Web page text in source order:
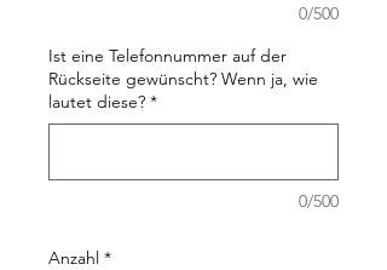
0/500
Ist eine Telefonnummer auf der
Rückseite gewünscht? Wenn ja, wie
lautet diese? *
0/500
Anzahl *